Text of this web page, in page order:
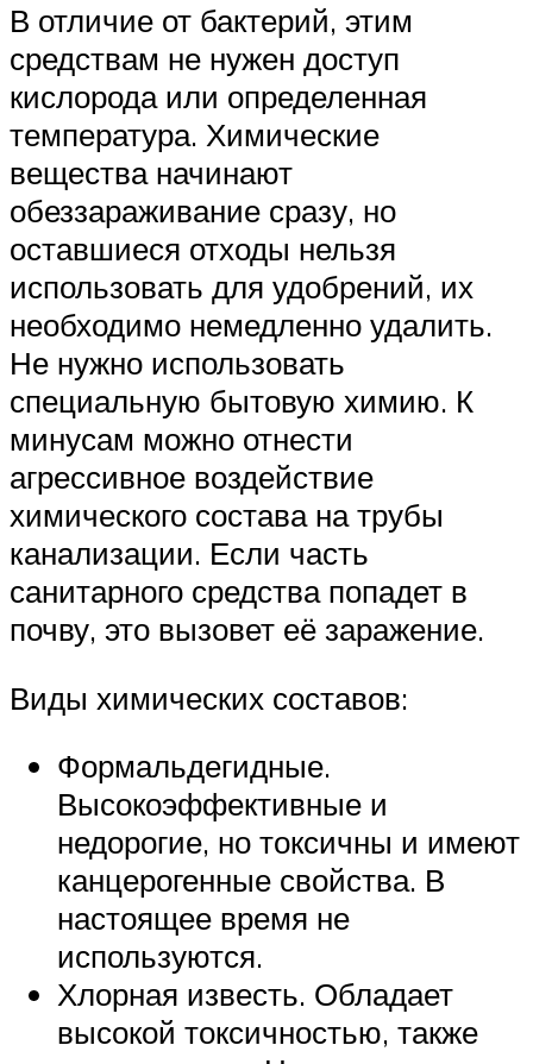
В отличие от бактерий, этим
средствам не нужен доступ
кислорода или определенная
температура. Химические
вещества начинают
обеззараживание сразу, но
оставшиеся отходы нельзя
использовать для удобрений, их
необходимо немедленно удалить.
Не нужно использовать
специальную бытовую химию. К
минусам можно отнести
агрессивное воздействие
химического состава на трубы
канализации. Если часть
санитарного средства попадет в
почву, это вызовет её заражение.
Виды химических составов:
Формальдегидные.
Высокоэффективные и
недорогие, но токсичны и имеют
канцерогенные свойства. В
настоящее время не
используются.
Хлорная известь. Обладает
высокой токсичностью, также